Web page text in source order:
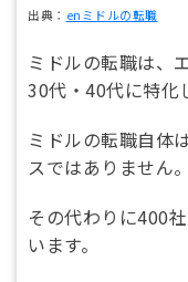
出典： enミドルの転職
ミドルの転職は、
30代・40代に特化
ミドルの転職自体
スではありません。
その代わりに400
います。